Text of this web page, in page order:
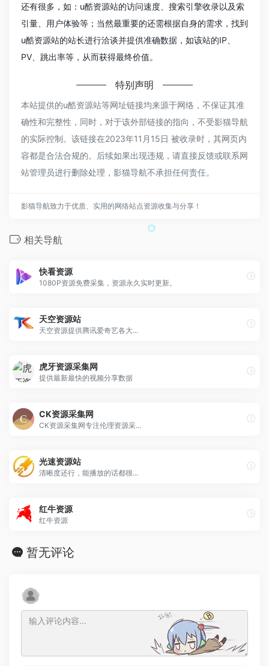
还有很多，如：u酷资源站的访问速度、搜索引擎收录以及索
引量、用户体验等；当然最重要的还需根据自身的需求，找到
u酷资源站的站长进行洽谈并提供准确数据，如该站的IP、
PV、跳出率等，从而获得最终价值。
特别声明
本站提供的u酷资源站等网址链接均来源于网络，不保证其准
确性和完整性，同时，对于该外部链接的指向，不受影猫导航
的实际控制。该链接在2023年11月15日 被收录时，其网页内
容都是合法合规的。后续如果出现违规，请直接反馈或联系网
站管理员进行删除处理，影猫导航不承担任何责任。
影猫导航致力于优质、实用的网络站点资源收集与分享！
相关导航
快看资源
1080P资源免费采集，资源永久实时更新。
天空资源站
天空资源提供腾讯爱奇艺各大...
虎牙资源采集网
提供最新最快的视频分享数据
CK资源采集网
CK资源采集网专注伦理资源采...
光速资源站
清晰度还行，能播放的话都很...
红牛资源
红牛资源
暂无评论